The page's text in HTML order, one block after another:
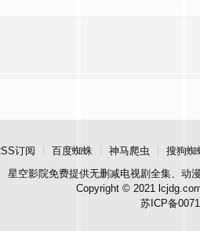
订阅 百度蜘蛛 神马爬虫 搜狗蜘
星空影院免费提供无删减电视剧全集、动
Copyright © 2021
苏ICP备